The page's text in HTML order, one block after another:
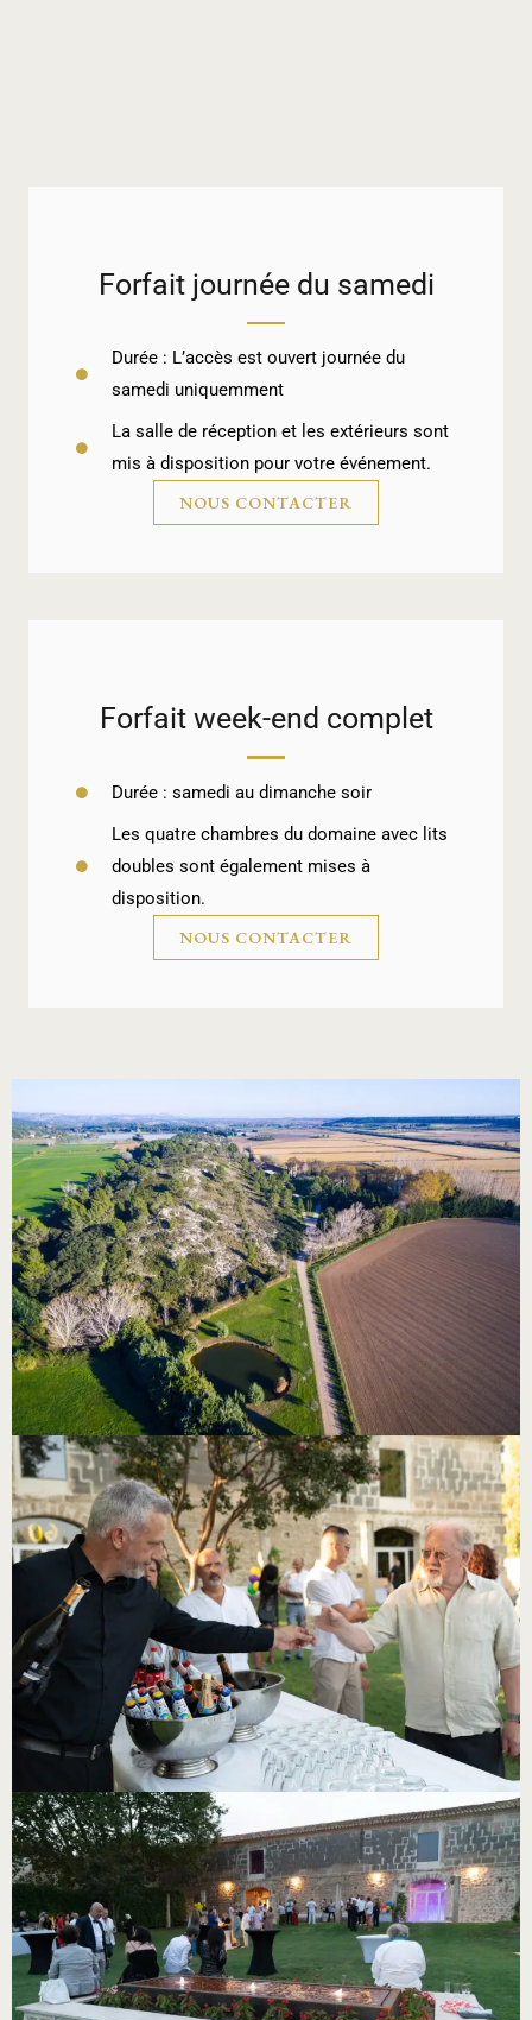
Forfait journée du samedi
Durée : L’accès est ouvert journée du
samedi uniquemment
La salle de réception et les extérieurs sont
mis à disposition pour votre événement.
NOUS CONTACTER
Forfait week-end complet
Durée : samedi au dimanche soir
Les quatre chambres du domaine avec lits
doubles sont également mises à
disposition.
NOUS CONTACTER